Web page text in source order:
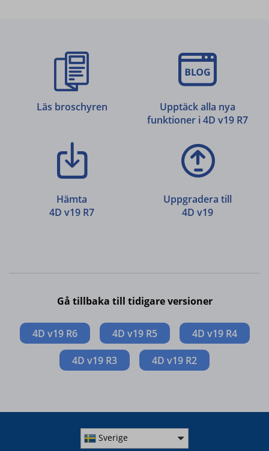
Läs broschyren
Upptäck alla nya
funktioner i 4D v19 R7
Hämta
4D v19 R7
Uppgradera till
4D v19
Gå tillbaka till tidigare versioner
4D v19 R6 4D v19 R5 4D v19 R4
4D v19 R3 4D v19 R2
Sverige